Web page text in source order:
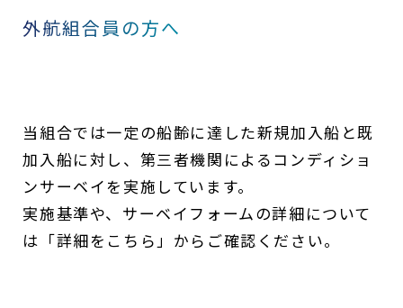
外航組合員の方へ
当組合では一定の船齢に達した新規加入船と既
加入船に対し、第三者機関によるコンディショ
ンサーベイを実施しています。
実施基準や、サーベイフォームの詳細について
は「詳細をこちら」からご確認ください。